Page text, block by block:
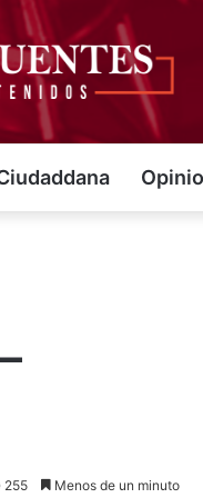
255 Menos de un minuto